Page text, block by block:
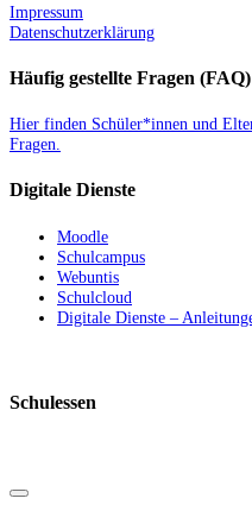
Impressum
Datenschutzerklärung
Häufig gestellte Fragen (FAQ)
Hier finden Schüler*innen und
Fragen.
Digitale Dienste
Moodle
Schulcampus
Webuntis
Schulcloud
Digitale Dienste –
Schulessen